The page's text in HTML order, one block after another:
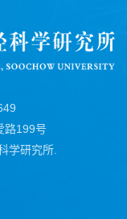
路199号
学研究所.